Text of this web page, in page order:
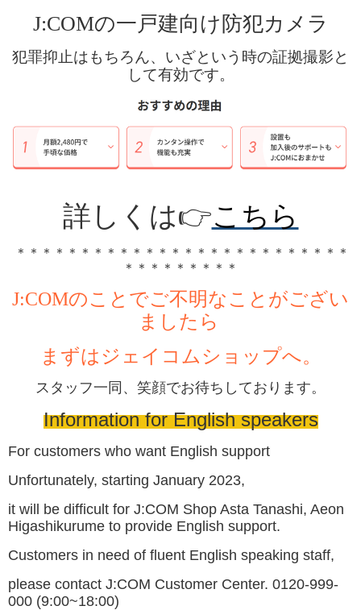
J:COMの一戸建向け防犯カメラ
犯罪抑止はもちろん、いざという時の証拠撮影と
して有効です。
詳しくは👉こちら
＊＊＊＊＊＊＊＊＊＊＊＊＊＊＊＊＊＊＊＊＊＊＊＊＊＊
＊＊＊＊＊＊＊＊＊
J:COMのことでご不明なことがござい
ましたら
まずはジェイコムショップへ。
スタッフ一同、笑顔でお待ちしております。
Information for English speakers
For customers who want English support
Unfortunately, starting January 2023,
it will be difficult for J:COM Shop Asta Tanashi, Aeon
Higashikurume to provide English support.
Customers in need of fluent English speaking staff,
please contact J:COM Customer Center. 0120-999-
000 (9:00~18:00)